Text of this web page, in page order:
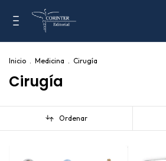
Inicio . Medicina . Cirugía
Cirugía
Ordenar